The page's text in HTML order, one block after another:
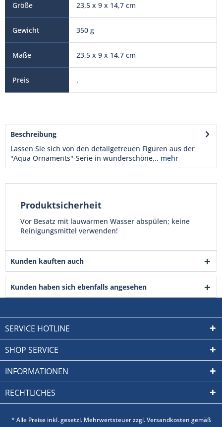
23,5 x 9 x 14,7 cm
350 g
23,5 x 9 x 14,7 cm
.
Beschreibung
Lassen Sie sich von den detailgetreuen Figuren aus der
"Aqua Ornaments"-Serie in wunderschöne... mehr
Produktsicherheit
Vor Besatz mit lauwarmen Wasser abspülen; keine
Reinigungsmittel verwenden!
Kunden kauften auch
Kunden haben sich ebenfalls angesehen
SERVICE HOTLINE
SHOP SERVICE
INFORMATIONEN
RECHTLICHES
* Alle Preise inkl. gesetzl. Mehrwertsteuer zzgl. Versandkosten gemäß